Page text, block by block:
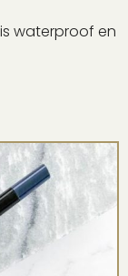
waterproof en